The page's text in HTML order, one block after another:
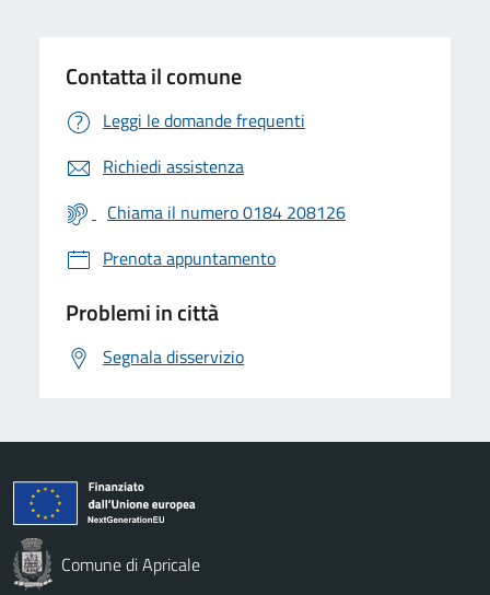
Contatta il comune
Leggi le domande frequenti
Richiedi assistenza
Chiama il numero 0184 208126
Prenota appuntamento
Problemi in città
Segnala disservizio
Comune di Apricale